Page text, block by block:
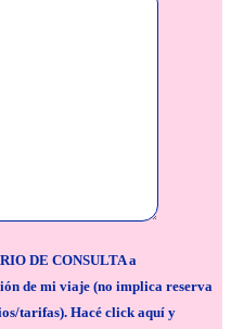
DE CONSULTA a
de mi viaje (no implica reserva
tarifas). Hacé click aquí y